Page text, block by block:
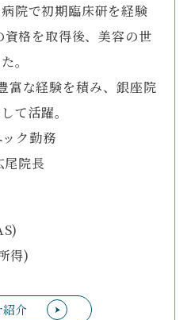
介
院で初期臨床研を経験
格を取得後、美容の世
。
富な経験を積み、銀座院
て活躍。
ク勤務
院長
得)